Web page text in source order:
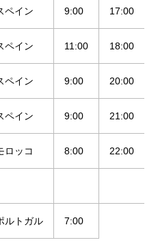
ペイン 9:00 17:00
ペイン 11:00 18:00
ペイン 9:00 20:00
ペイン 9:00 21:00
ロッコ 8:00 22:00
ルトガル 7:00